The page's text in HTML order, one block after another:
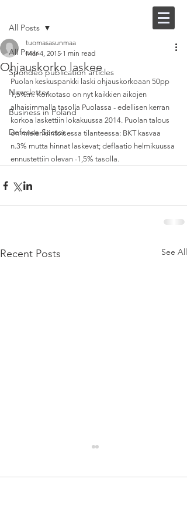
All Posts
Spondeo publication articles
Newsletter
Business in Poland
Defense Sector
All Posts
Ohjauskorko laskee
tuomasasunmaa
Mar 4, 2015 1 min read
Puolan keskuspankki laski ohjauskorkoaan 50pp
1,5%:n. Korkotaso on nyt kaikkien aikojen
alhaisimmalla tasolla Puolassa - edellisen kerran
korkoa laskettiin lokakuussa 2014. Puolan talous
on mielenkiintoisessa tilanteessa: BKT kasvaa
n.3% mutta hinnat laskevat; deflaatio helmikuussa
ennustettiin olevan -1,5% tasolla.
Recent Posts See All